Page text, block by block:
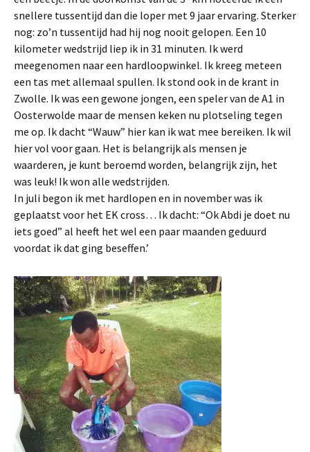
snellere tussentijd dan die loper met 9 jaar ervaring. Sterker
nog: zo’n tussentijd had hij nog nooit gelopen. Een 10
kilometer wedstrijd liep ik in 31 minuten. Ik werd
meegenomen naar een hardloopwinkel. Ik kreeg meteen
een tas met allemaal spullen. Ik stond ook in de krant in
Zwolle. Ik was een gewone jongen, een speler van de A1 in
Oosterwolde maar de mensen keken nu plotseling tegen
me op. Ik dacht “Wauw” hier kan ik wat mee bereiken. Ik wil
hier vol voor gaan. Het is belangrijk als mensen je
waarderen, je kunt beroemd worden, belangrijk zijn, het
was leuk! Ik won alle wedstrijden.
In juli begon ik met hardlopen en in november was ik
geplaatst voor het EK cross… Ik dacht: “Ok Abdi je doet nu
iets goed” al heeft het wel een paar maanden geduurd
voordat ik dat ging beseffen.’